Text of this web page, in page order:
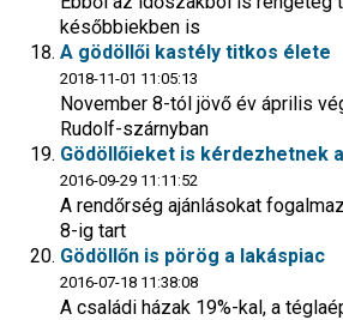
későbbiekben is
A gödöllői kastély titkos élete
2018-11-01 11:05:13
November 8-tól jövő év április
Rudolf-szárnyban
Gödöllőieket is kérdezhetnek
2016-09-29 11:11:52
A rendőrség ajánlásokat
8-ig tart
Gödöllőn is pörög a lakáspiac
2016-07-18 11:38:08
A családi házak 19%-kal, a